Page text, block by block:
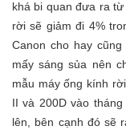
khá bi quan đưa ra
rời sẽ giảm đi 4%
Canon cho hay
mấy sáng sủa nên
mẫu máy ống kính
II và 200D vào
lên, bên cạnh đó sẽ